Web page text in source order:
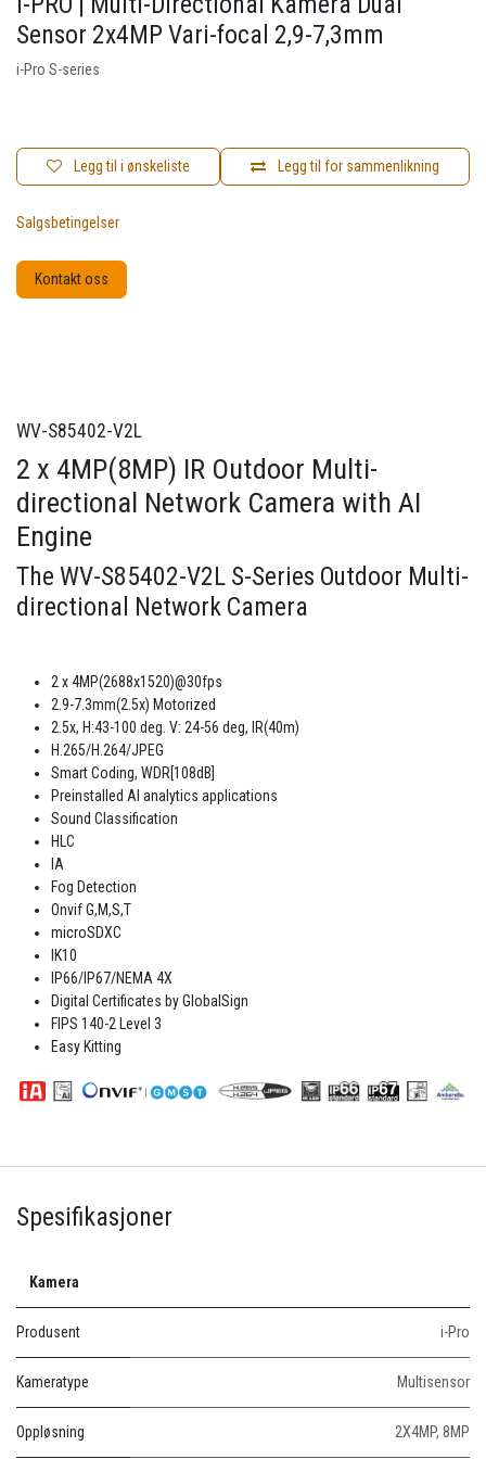
Sensor 2x4MP Vari-focal 2,9-7,3mm
i-Pro S-series
Legg til for sammenlikning
Legg til i ønskeliste
Salgsbetingelser
Kontakt oss
WV-S85402-V2L
2 x 4MP(8MP) IR Outdoor Multi-
directional Network Camera with AI
Engine
The WV-S85402-V2L S-Series Outdoor Multi-
directional Network Camera
2 x 4MP(2688x1520)@30fps
2.9-7.3mm(2.5x) Motorized
2.5x, H:43-100 deg. V: 24-56 deg, IR(40m)
H.265/H.264/JPEG
Smart Coding, WDR[108dB]
Preinstalled AI analytics applications
Sound Classification
HLC
IA
Fog Detection
Onvif G,M,S,T
microSDXC
IK10
IP66/IP67/NEMA 4X
Digital Certificates by GlobalSign
FIPS 140-2 Level 3
Easy Kitting
Spesifikasjoner
Kamera
Produsent i-Pro
Kameratype Multisensor
Oppløsning 2X4MP, 8MP